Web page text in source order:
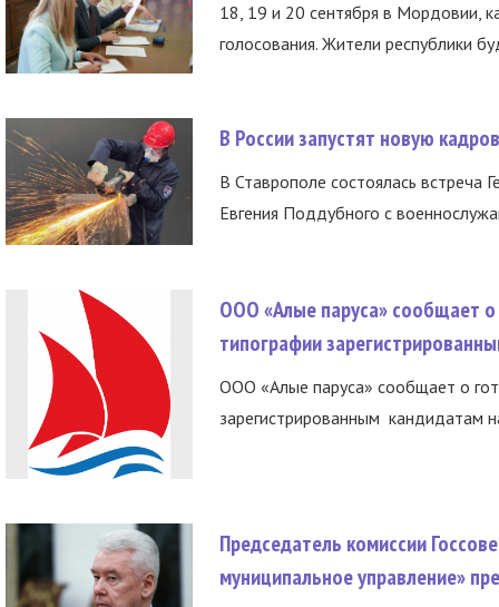
18, 19 и 20 сентября в Мордовии,
голосования. Жители республики
В России запустят новую
В Ставрополе состоялась встреча
Евгения Поддубного с
ООО «Алые паруса» сообщает о
типографии
ООО «Алые паруса» сообщает о
зарегистрированным кандидатам
Председатель комиссии
муниципальное управление»